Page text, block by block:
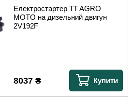
Електростартер TT AGRO
MOTO на дизельний двигун
2V192F
8037₴ Купити